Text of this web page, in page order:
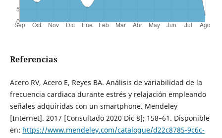
Referencias
Acero RV, Acero E, Reyes BA. Análisis de variabilidad de la
frecuencia cardiaca durante estrés y relajación empleando
señales adquiridas con un smartphone. Mendeley
[Internet]. 2017 [Consultado 2020 Dic 8]; 158–61. Disponible
en: https://www.mendeley.com/catalogue/d22c8785-9c6c-